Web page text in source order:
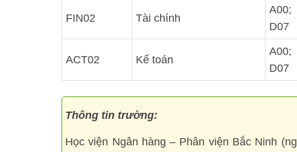
FIN02 Tài chính
D07
ACT02 Kế toán
D07
Thông tin trường:
Học viện Ngân hàng – Phân viện Bắc Ninh